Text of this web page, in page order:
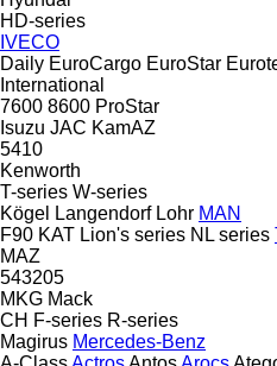
HD-series
IVECO
Daily EuroCargo EuroStar
International
7600 8600 ProStar
Isuzu JAC KamAZ
5410
Kenworth
T-series W-series
Kögel
Langendorf Lohr MAN
F90 KAT Lion's series NL series
MAZ
543205
MKG Mack
CH F-series R-series
Magirus Mercedes-Benz